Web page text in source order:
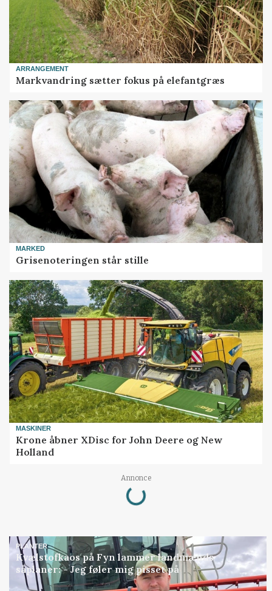
ARRANGEMENT
Markvandring sætter fokus på elefantgræs
MARKED
Grisenoteringen står stille
MASKINER
Krone åbner XDisc for John Deere og New
Holland
Annonce
Loading...
PLANTER
Kvælstofkaos på Fyn lammer landmænds
såplaner: - Jeg føler mig pisset på